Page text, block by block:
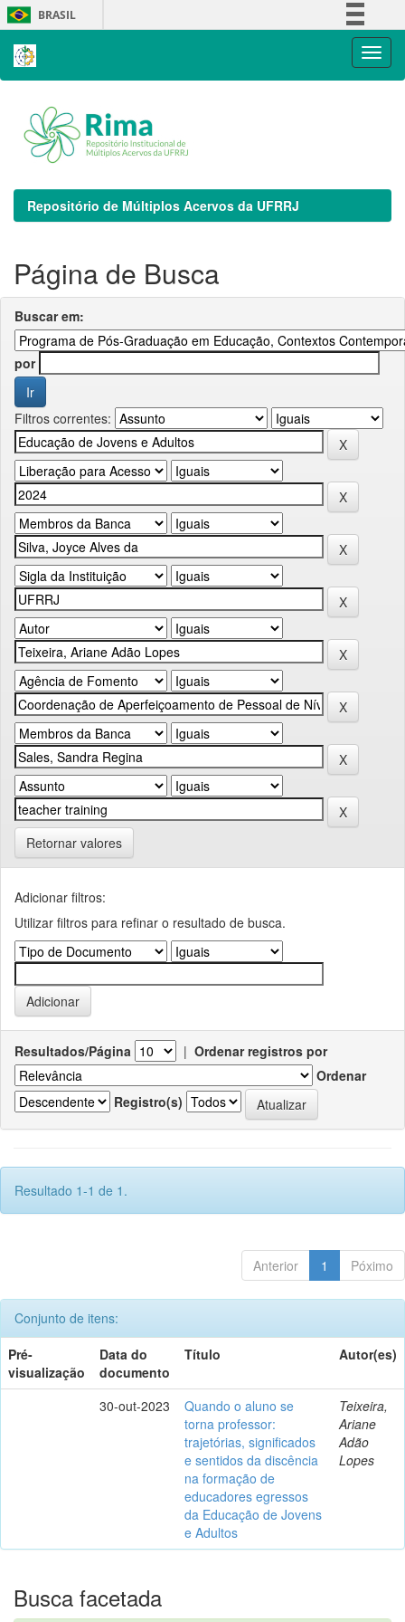
Skip
navigation
BRASIL
Repositório de Múltiplos Acervos da UFRRJ
Página de Busca
Buscar em:
por
Filtros correntes:
Retornar valores
Adicionar filtros:
Utilizar filtros para refinar o resultado de busca.
Resultados/Página | Ordenar registros por
Ordenar
Registro(s)
Resultado 1-1 de 1.
Anterior 1 Póximo
Conjunto de itens:
Pré-
visualização
Data do
documento
Título Autor(es)
30-out-2023
Quando o aluno se
torna professor:
trajetórias, significados
e sentidos da discência
na formação de
educadores egressos
da Educação de Jovens
e Adultos
Teixeira,
Ariane
Adão
Lopes
Busca facetada